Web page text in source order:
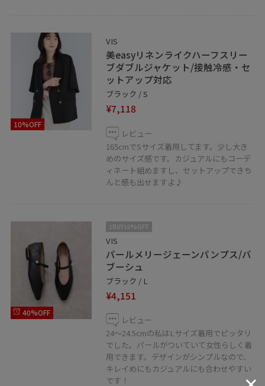
10%OFF
VIS
美easyリネンライクハーフスリー
ブダブルジャケット/接触冷感・セ
ットアップ対応
ブラック / S
¥7,118
レビュー
165cmでSサイズ着用してます。少し大き
めのサイズ感です。カジュアルにもコーデ
ィネート組めますし、セットアップできち
んと感も出せますよ♪
40%OFF
2BUY10%OFF
VIS
パールメリージェーンパンプス/バ
ブーシュ
ブラック / L
¥4,151
レビュー
24〜24.5cmの私はLサイズ着用でピッタリ
でした。パールがついていて女性らしく着
用できます。デザインがシンプルなので、
キレイめにもカジュアルにも合わせやすい
です！